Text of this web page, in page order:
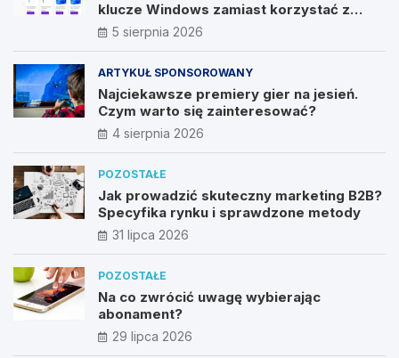
klucze Windows zamiast korzystać z
nieautoryzowanych źródeł?
5 sierpnia 2026
ARTYKUŁ SPONSOROWANY
Najciekawsze premiery gier na jesień.
Czym warto się zainteresować?
4 sierpnia 2026
POZOSTAŁE
Jak prowadzić skuteczny marketing B2B?
Specyfika rynku i sprawdzone metody
31 lipca 2026
POZOSTAŁE
Na co zwrócić uwagę wybierając
abonament?
29 lipca 2026